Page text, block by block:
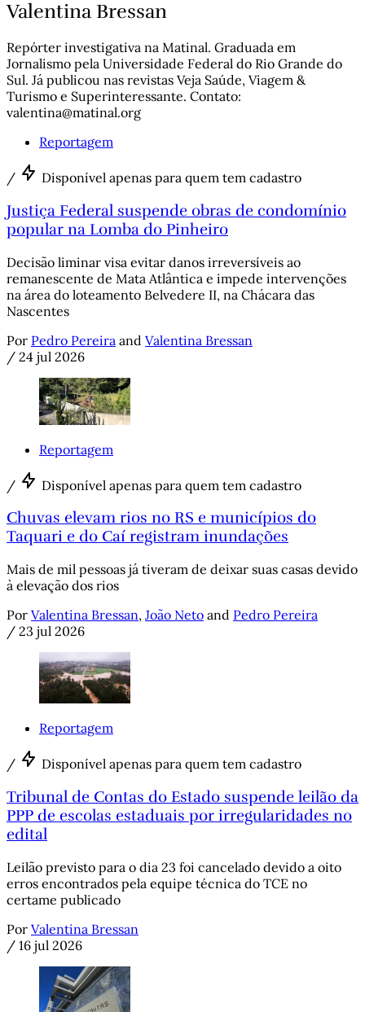
Valentina Bressan
Repórter investigativa na Matinal. Graduada em
Jornalismo pela Universidade Federal do Rio Grande do
Sul. Já publicou nas revistas Veja Saúde, Viagem &
Turismo e Superinteressante. Contato:
valentina@matinal.org
Reportagem
/ Disponível apenas para quem tem cadastro
Justiça Federal suspende obras de condomínio
popular na Lomba do Pinheiro
Decisão liminar visa evitar danos irreversíveis ao
remanescente de Mata Atlântica e impede intervenções
na área do loteamento Belvedere II, na Chácara das
Nascentes
Por Pedro Pereira and Valentina Bressan
/ 24 jul 2026
Reportagem
/ Disponível apenas para quem tem cadastro
Chuvas elevam rios no RS e municípios do
Taquari e do Caí registram inundações
Mais de mil pessoas já tiveram de deixar suas casas devido
à elevação dos rios
Por Valentina Bressan, João Neto and Pedro Pereira
/ 23 jul 2026
Reportagem
/ Disponível apenas para quem tem cadastro
Tribunal de Contas do Estado suspende leilão da
PPP de escolas estaduais por irregularidades no
edital
Leilão previsto para o dia 23 foi cancelado devido a oito
erros encontrados pela equipe técnica do TCE no
certame publicado
Por Valentina Bressan
/ 16 jul 2026